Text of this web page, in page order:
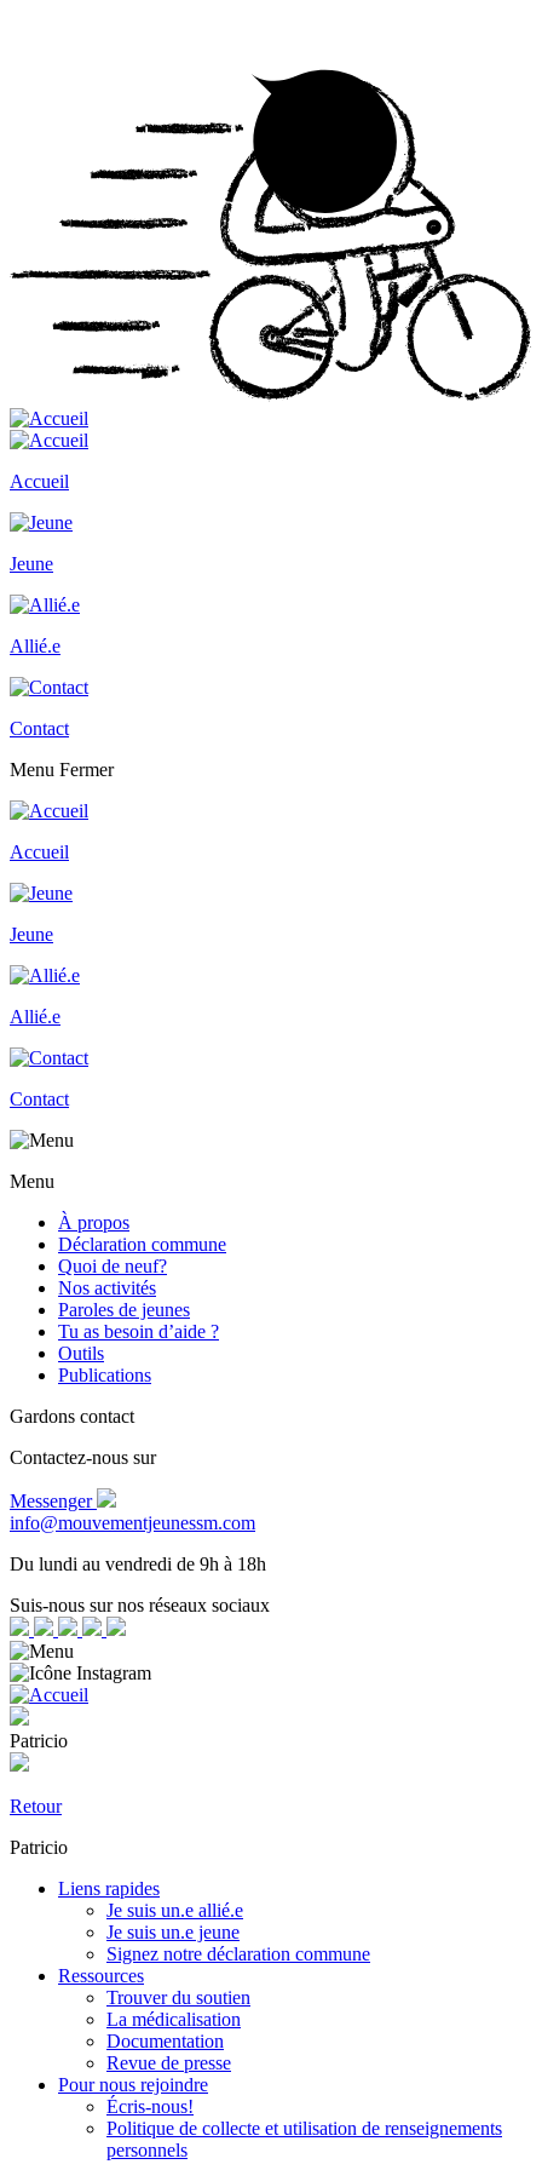
Accueil
Jeune
Allié.e
Contact
Menu Fermer
Accueil
Jeune
Allié.e
Contact
Menu
À propos
Déclaration commune
Quoi de neuf?
Nos activités
Paroles de jeunes
Tu as besoin d’aide ?
Outils
Publications
Gardons contact
Contactez-nous sur
Messenger
info@mouvementjeunessm.com
Du lundi au vendredi de 9h à 18h
Suis-nous sur nos réseaux sociaux
Patricio
Retour
Patricio
Liens rapides
Je suis un.e allié.e
Je suis un.e jeune
Signez notre déclaration commune
Ressources
Trouver du soutien
La médicalisation
Documentation
Revue de presse
Pour nous rejoindre
Écris-nous!
Politique de collecte et utilisation de renseignements
personnels